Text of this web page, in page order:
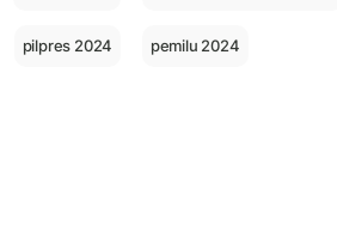
pilpres 2024 pemilu 2024